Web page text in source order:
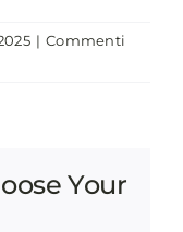
| Commenti
Your